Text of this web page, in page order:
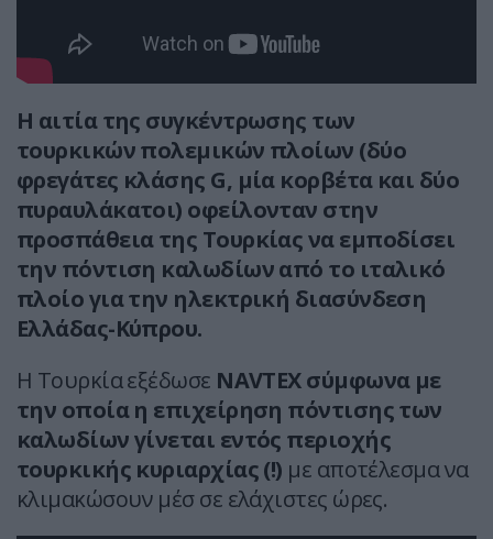
Η αιτία της συγκέντρωσης των
τουρκικών πολεμικών πλοίων (δύο
φρεγάτες κλάσης G, μία κορβέτα και δύο
πυραυλάκατοι) οφείλονταν στην
προσπάθεια της Τουρκίας να εμποδίσει
την πόντιση καλωδίων από το ιταλικό
πλοίο για την ηλεκτρική διασύνδεση
Ελλάδας-Κύπρου.
Η Τουρκία εξέδωσε NAVTEX σύμφωνα με
την οποία η επιχείρηση πόντισης των
καλωδίων γίνεται εντός περιοχής
τουρκικής κυριαρχίας (!) με αποτέλεσμα να
κλιμακώσουν μέσ σε ελάχιστες ώρες.